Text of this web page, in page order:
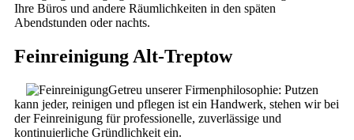
Ihre Büros und andere Räumlichkeiten in den späten
Abendstunden oder nachts.
Feinreinigung Alt-Treptow
Getreu unserer Firmenphilosophie: Putzen
kann jeder, reinigen und pflegen ist ein Handwerk, stehen wir bei
der Feinreinigung für professionelle, zuverlässige und
kontinuierliche Gründlichkeit ein.